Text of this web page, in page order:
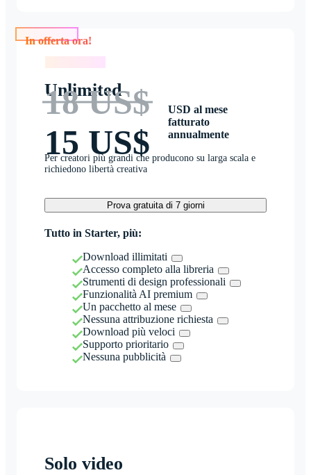
Unlimited
18 US$
15 US$
USD al mese
fatturato
annualmente
Per creatori più grandi che producono su larga scala e
richiedono libertà creativa
Prova gratuita di 7 giorni
Tutto in Starter, più:
Download illimitati
Accesso completo alla libreria
Strumenti di design professionali
Funzionalità AI premium
Un pacchetto al mese
Nessuna attribuzione richiesta
Download più veloci
Supporto prioritario
Nessuna pubblicità
Solo video